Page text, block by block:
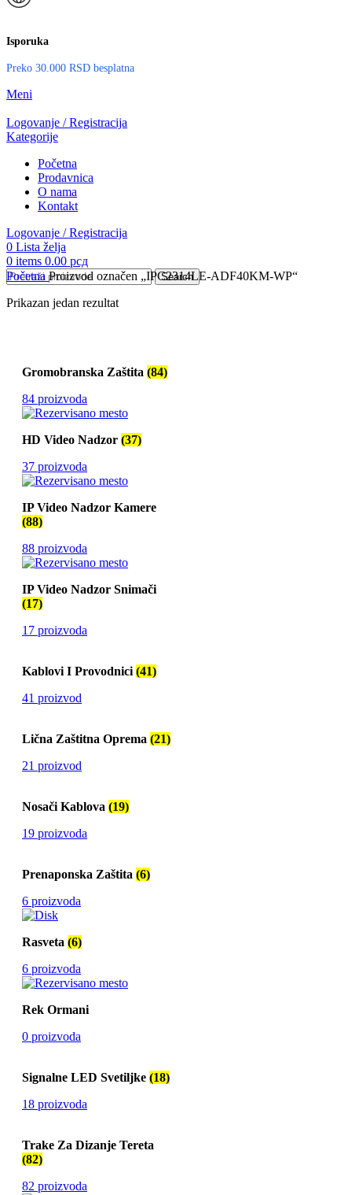
Isporuka
Preko 30.000 RSD besplatna
Meni
Logovanje / Registracija
Kategorije
Početna
Prodavnica
O nama
Kontakt
Logovanje / Registracija
0 Lista želja
0 items 0.00 рсд
Search
Početna Proizvod označen „IPC2314LE-ADF40KM-WP“
Prikazan jedan rezultat
Gromobranska Zaštita (84)
84 proizvoda
HD Video Nadzor (37)
37 proizvoda
IP Video Nadzor Kamere
(88)
88 proizvoda
IP Video Nadzor Snimači
(17)
17 proizvoda
Kablovi I Provodnici (41)
41 proizvod
Lična Zaštitna Oprema (21)
21 proizvod
Nosači Kablova (19)
19 proizvoda
Prenaponska Zaštita (6)
6 proizvoda
Rasveta (6)
6 proizvoda
Rek Ormani
0 proizvoda
Signalne LED Svetiljke (18)
18 proizvoda
Trake Za Dizanje Tereta
(82)
82 proizvoda